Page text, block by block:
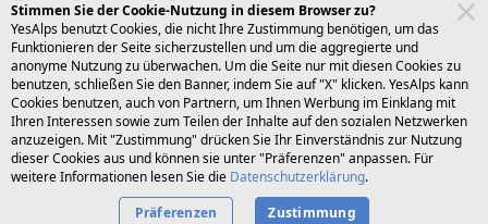
desktop folgen Sie uns auf teilen
Deutsch
Privacy Cookies Über uns
Stimmen Sie der Cookie-Nutzung in diesem Browser zu?
YesAlps benutzt Cookies, die nicht Ihre Zustimmung benötigen, um das
Funktionieren der Seite sicherzustellen und um die aggregierte und
anonyme Nutzung zu überwachen. Um die Seite nur mit diesen Cookies zu
benutzen, schließen Sie den Banner, indem Sie auf "X" klicken. YesAlps kann
Cookies benutzen, auch von Partnern, um Ihnen Werbung im Einklang mit
Ihren Interessen sowie zum Teilen der Inhalte auf den sozialen Netzwerken
anzuzeigen. Mit "Zustimmung" drücken Sie Ihr Einverständnis zur Nutzung
dieser Cookies aus und können sie unter "Präferenzen" anpassen. Für
weitere Informationen lesen Sie die Datenschutzerklärung.
Präferenzen
Zustimmung